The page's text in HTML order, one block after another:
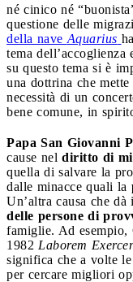
né cinico né
questione delle
della nave Aquarius
tema
su questo tema si è
una dottrina che
necessità di un
bene comune, in
Papa San Giovanni
cause nel diritto di
quella di salvare la
dalle minacce quali la
Un’altra causa che
delle persone di
famiglie. Ad
1982 Laborem
significa che a volte
per cercare migliori